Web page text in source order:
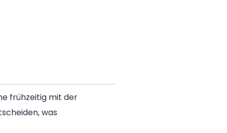
frühzeitig mit der
was